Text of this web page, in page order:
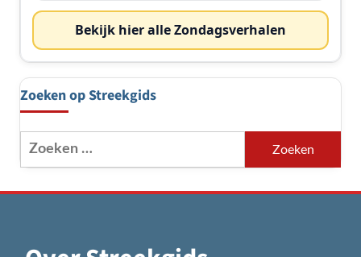
Bekijk hier alle Zondagsverhalen
Zoeken op Streekgids
Zoeken
naar: